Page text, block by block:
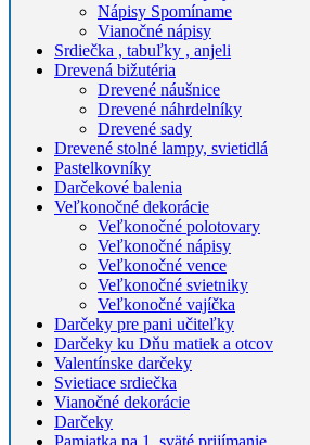
Nápisy Spomíname
Vianočné nápisy
Srdiečka , tabuľky , anjeli
Drevená bižutéria
Drevené náušnice
Drevené náhrdelníky
Drevené sady
Drevené stolné lampy, svietidlá
Pastelkovníky
Darčekové balenia
Veľkonočné dekorácie
Veľkonočné polotovary
Veľkonočné nápisy
Veľkonočné vence
Veľkonočné svietniky
Veľkonočné vajíčka
Darčeky pre pani učiteľky
Darčeky ku Dňu matiek a otcov
Valentínske darčeky
Svietiace srdiečka
Vianočné dekorácie
Darčeky